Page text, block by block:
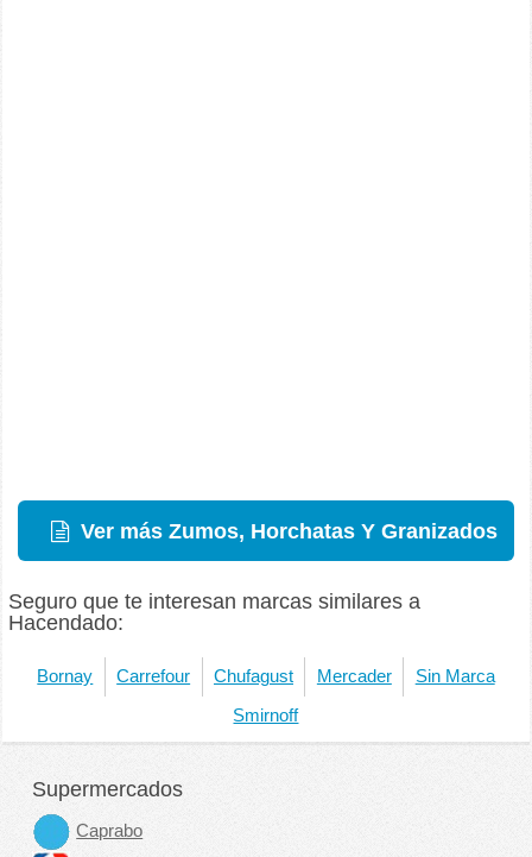
Ver más Zumos, Horchatas Y Granizados
Seguro que te interesan marcas similares a
Hacendado:
Bornay Carrefour Chufagust Mercader Sin Marca
Smirnoff
Supermercados
Caprabo